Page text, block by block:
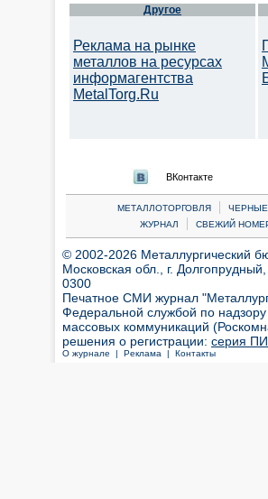
Другое
Реклама на рынке
металлов на ресурсах
информагентства
MetalTorg.Ru
ВКонтакте
МЕТАЛЛОТОРГОВЛЯ |
ЖУРНАЛ
| СВЕЖИЙ
© 2002-2026 Металлургический
Московская обл., г.
0300
Печатное СМИ журнал
Федеральной службой по
массовых коммуникаций
решения о регистрации: серия
О журнале | Реклама | Контакты